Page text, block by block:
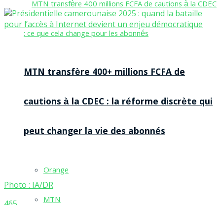
MTN transfère 400+ millions FCFA de
cautions à la CDEC : la réforme discrète qui
peut changer la vie des abonnés
Orange
MTN
Photo : IA/DR